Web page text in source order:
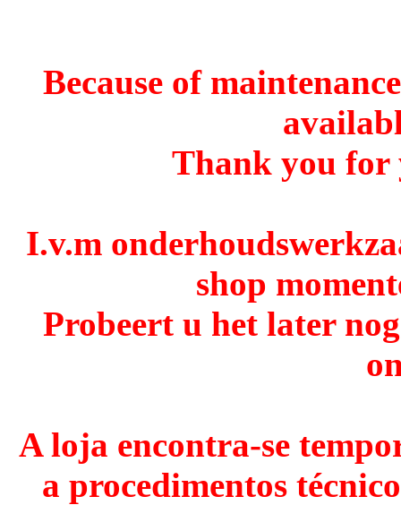
Because of
Thank you for
I.v.m
shop
Probeert u het later
A loja encontra-se
a procedimentos